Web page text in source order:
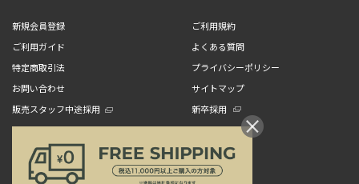
新規会員登録
ご利用規約
ご利用ガイド
よくある質問
特定商取引法
プライバシーポリシー
お問い合わせ
サイトマップ
販売スタッフ中途採用
新卒採用